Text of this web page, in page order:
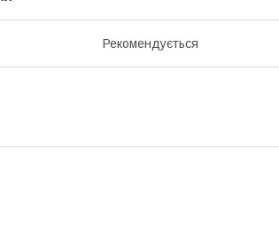
Рекомендується